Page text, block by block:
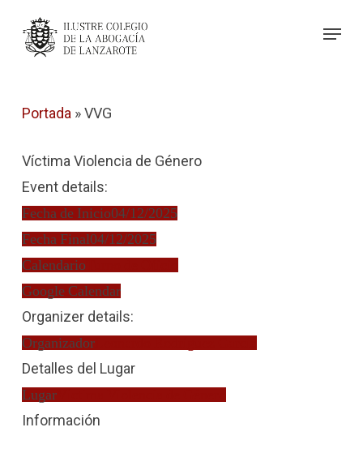
Menu
Portada »VVG
Víctima Violencia de Género
Event details:
Fecha de Inicio04/12/2025
Fecha Final04/12/2025
Calendario
Google Calendar
Organizer details:
OrganizadorLeonardo Rodríguez García
Detalles del Lugar
LugarVíctima Violencia de Género
Información